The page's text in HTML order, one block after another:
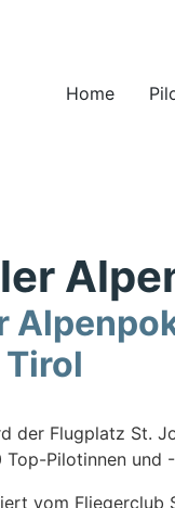
Home
der Flugplatz St.
Top-Pilotinnen
vom Fliegerclub